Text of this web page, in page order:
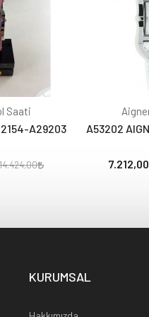
Saati
2154-A29203
14.424,00
A53202
7.212,00
KURUMSAL